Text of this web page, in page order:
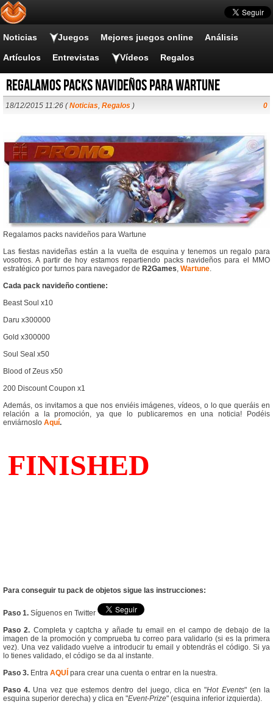
Noticias Juegos Mejores juegos online Análisis
Artículos Entrevistas Vídeos Regalos
Regalamos packs navideños para Wartune
18/12/2015 11:26 (Noticias, Regalos ) 0
Regalamos packs navideños para Wartune
Las fiestas navideñas están a la vuelta de esquina y tenemos un regalo para
vosotros. A partir de hoy estamos repartiendo packs navideños para el MMO
estratégico por turnos para navegador de R2Games, Wartune.
Cada pack navideño contiene:
Beast Soul x10
Daru x300000
Gold x300000
Soul Seal x50
Blood of Zeus x50
200 Discount Coupon x1
Además, os invitamos a que nos enviéis imágenes, vídeos, o lo que queráis en
relación a la promoción, ya que lo publicaremos en una noticia! Podéis
enviárnoslo Aquí.
Para conseguir tu pack de objetos sigue las instrucciones:
Paso 1. Síguenos en Twitter
Paso 2. Completa y captcha y añade tu email en el campo de debajo de la
imagen de la promoción y comprueba tu correo para validarlo (si es la primera
vez). Una vez validado vuelve a introducir tu email y obtendrás el código. Si ya
lo tienes validado, el código se da al instante.
Paso 3. Entra AQUÍ para crear una cuenta o entrar en la nuestra.
Paso 4. Una vez que estemos dentro del juego, clica en "Hot Events" (en la
esquina superior derecha) y clica en "Event-Prize" (esquina inferior izquierda).